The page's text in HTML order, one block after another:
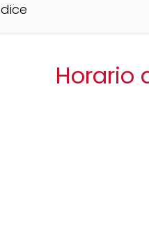
Horario